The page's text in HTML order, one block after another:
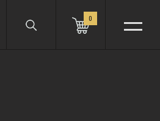
0